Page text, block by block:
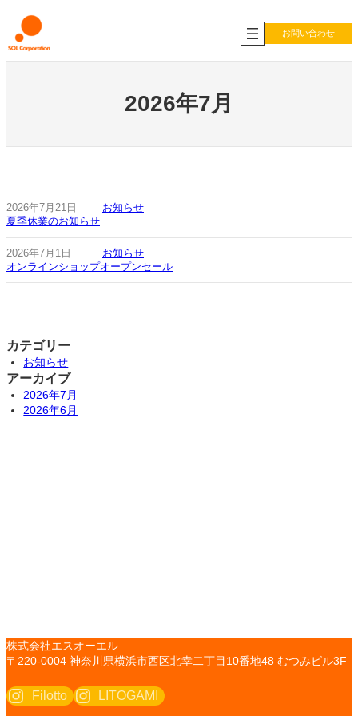
を
ス
お問い合わせ
2026年7月
2026年7月21日
お知らせ
夏季休業のお知らせ
2026年7月1日
お知らせ
オンラインショップオープンセール
カテゴリー
お知らせ
アーカイブ
2026年7月
2026年6月
株式会社エスオーエル
〒220-0004 神奈川県横浜市西区北幸二丁目10番地48 むつみビル3F
Filotto LITOGAMI